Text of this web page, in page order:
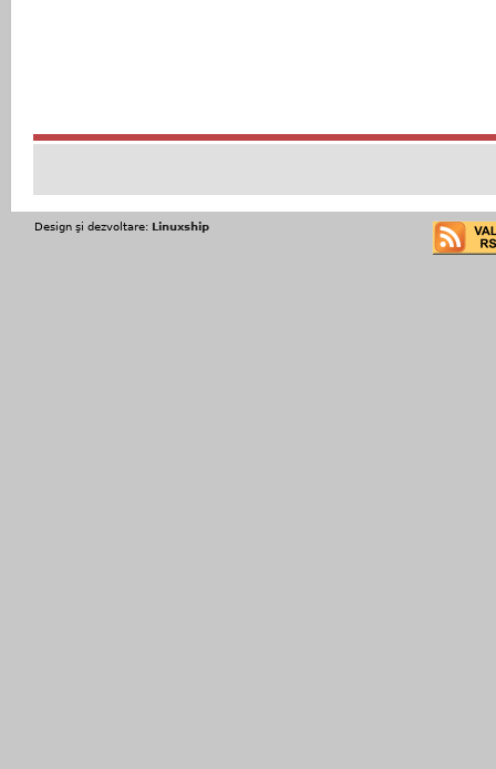
Design şi dezvoltare: Linuxship